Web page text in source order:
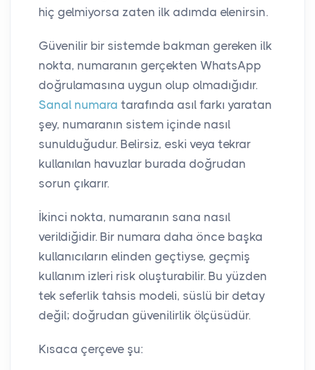
hiç gelmiyorsa zaten ilk adımda elenirsin.
Güvenilir bir sistemde bakman gereken ilk
nokta, numaranın gerçekten WhatsApp
doğrulamasına uygun olup olmadığıdır.
Sanal numara tarafında asıl farkı yaratan
şey, numaranın sistem içinde nasıl
sunulduğudur. Belirsiz, eski veya tekrar
kullanılan havuzlar burada doğrudan
sorun çıkarır.
İkinci nokta, numaranın sana nasıl
verildiğidir. Bir numara daha önce başka
kullanıcıların elinden geçtiyse, geçmiş
kullanım izleri risk oluşturabilir. Bu yüzden
tek seferlik tahsis modeli, süslü bir detay
değil; doğrudan güvenilirlik ölçüsüdür.
Kısaca çerçeve şu: